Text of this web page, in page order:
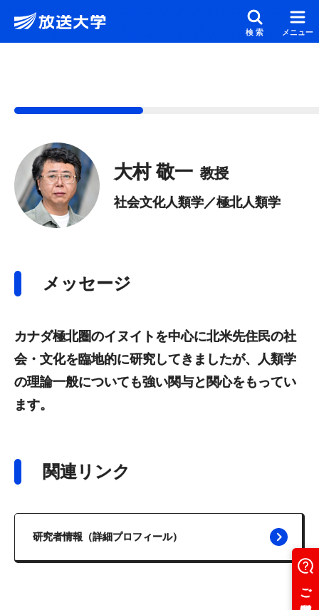
メインコンテンツにスキップ
検索 メニュー
大村 敬一 教授
社会文化人類学／極北人類学
メッセージ
カナダ極北圏のイヌイトを中心に北米先住民の社
会・文化を臨地的に研究してきましたが、人類学
の理論一般についても強い関与と関心をもってい
ます。
関連リンク
研究者情報（詳細プロフィール）